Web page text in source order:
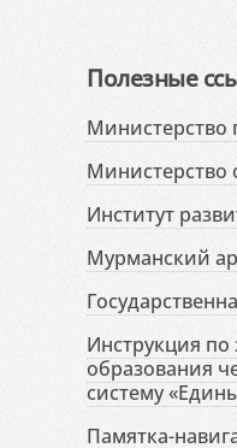
Полезные
Министерство
Министерство
Институт
Мурманский
Инструкция
образования
систему
Памятка-